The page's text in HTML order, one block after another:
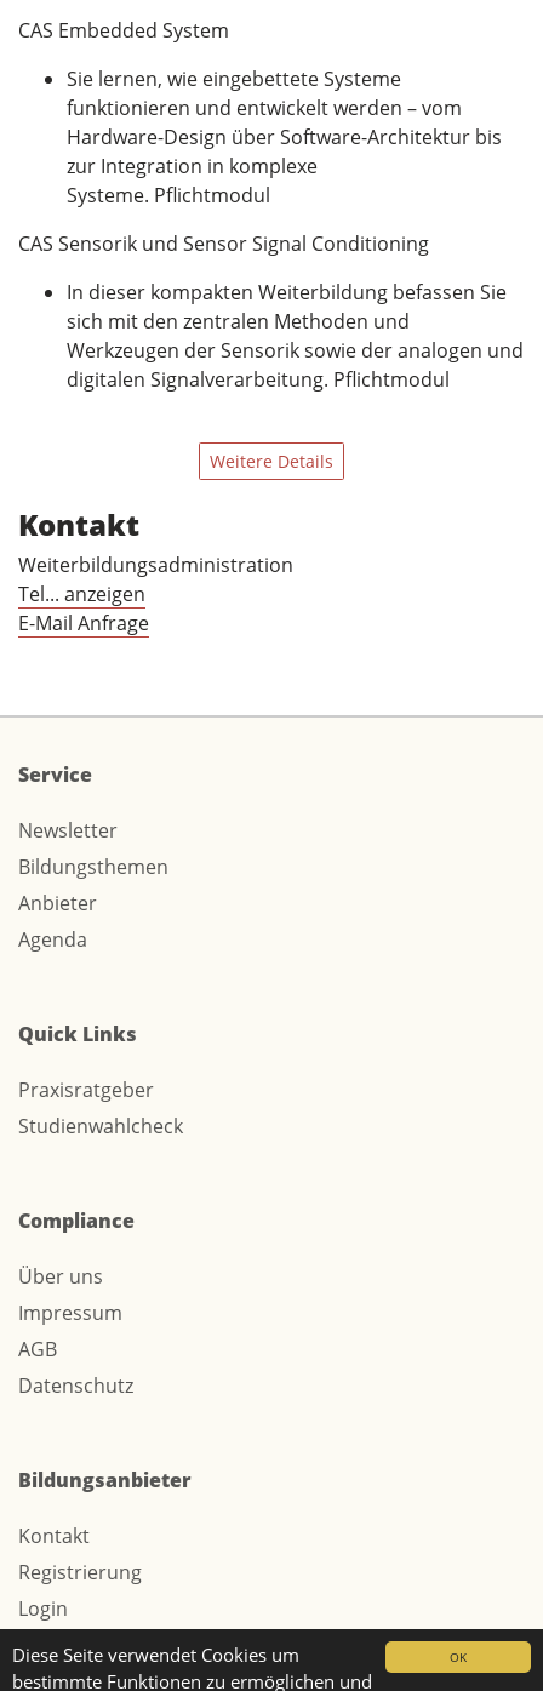
OK
Diese Seite verwendet Cookies um
bestimmte Funktionen zu ermöglichen und
CAS Embedded System
Sie lernen, wie eingebettete Systeme
funktionieren und entwickelt werden – vom
Hardware-Design über Software-Architektur bis
zur Integration in komplexe
Systeme. Pflichtmodul
CAS Sensorik und Sensor Signal Conditioning
In dieser kompakten Weiterbildung befassen Sie
sich mit den zentralen Methoden und
Werkzeugen der Sensorik sowie der analogen und
digitalen Signalverarbeitung. Pflichtmodul
Weitere Details
Kontakt
Weiterbildungsadministration
Tel... anzeigen
E-Mail Anfrage
Service
Newsletter
Bildungsthemen
Anbieter
Agenda
Quick Links
Praxisratgeber
Studienwahlcheck
Compliance
Über uns
Impressum
AGB
Datenschutz
Bildungsanbieter
Kontakt
Registrierung
Login
Werbung / Tarife